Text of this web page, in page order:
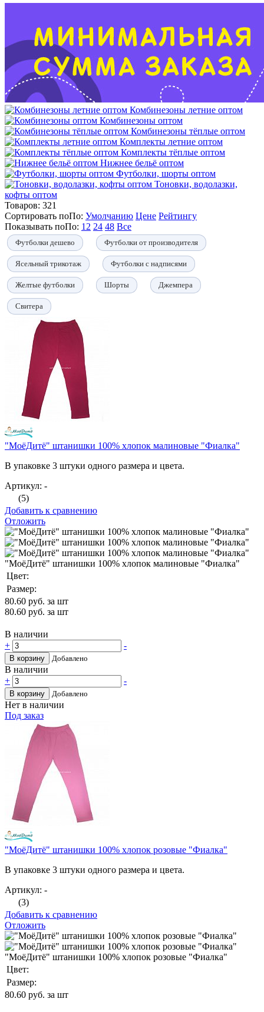
Комбинезоны летние оптом
Комбинезоны оптом
Комбинезоны тёплые оптом
Комплекты летние оптом
Комплекты тёплые оптом
Нижнее бельё оптом
Футболки, шорты оптом
Тоновки, водолазки,
кофты оптом
Товаров: 321
Сортировать поПо: Умолчанию Цене Рейтингу
Показывать поПо: 12 24 48 Все
Футболки дешево Футболки от производителя
Ясельный трикотаж Футболки с надписями
Желтые футболки Шорты Джемпера
Свитера
"МоёДитё" штанишки 100% хлопок малиновые "Фиалка"
В упаковке 3 штуки одного размера и цвета.
Артикул: -
(5)
Добавить к сравнению
Отложить
"МоёДитё" штанишки 100% хлопок малиновые "Фиалка"
Цвет:
Размер:
80.60 руб. за шт
80.60 руб. за шт
В наличии
+
-
В корзину Добавлено
В наличии
+
-
В корзину Добавлено
Нет в наличии
Под заказ
"МоёДитё" штанишки 100% хлопок розовые "Фиалка"
В упаковке 3 штуки одного размера и цвета.
Артикул: -
(3)
Добавить к сравнению
Отложить
"МоёДитё" штанишки 100% хлопок розовые "Фиалка"
Цвет:
Размер:
80.60 руб. за шт